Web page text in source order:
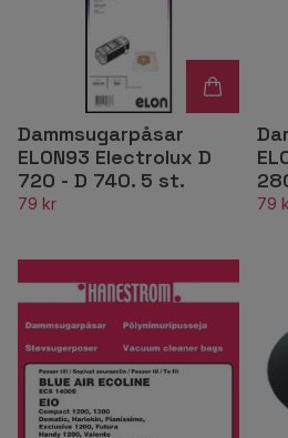
Dammsugarpåsar
ELON93 Electrolux D
720 - D 740. 5 st.
79 kr 79